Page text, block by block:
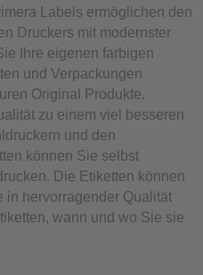
Labels ermöglichen den
Druckers mit modernster
Ihre eigenen farbigen
und Verpackungen
Original Produkte.
zu einem viel besseren
und den
können Sie selbst
Die Etiketten können
in hervorragender Qualität
wann und wo Sie sie